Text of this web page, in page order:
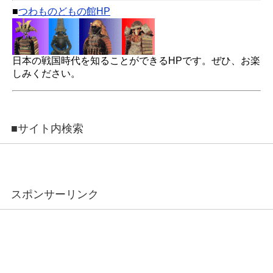
■つわものどもの館HP
日本の戦国時代を知ることができるHPです。ぜひ、お楽
しみください。
■サイト内検索
スポンサーリンク